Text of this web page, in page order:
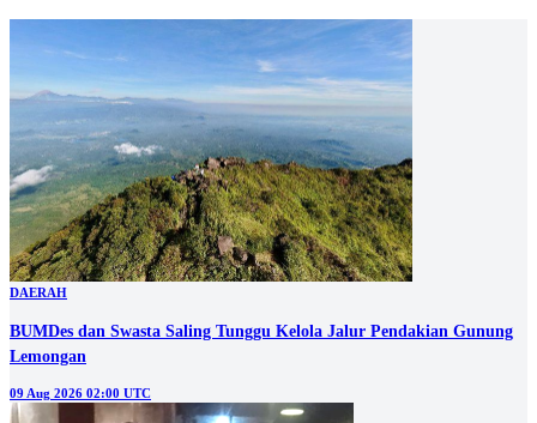
DAERAH
BUMDes dan Swasta Saling Tunggu Kelola Jalur Pendakian Gunung
Lemongan
09 Aug 2026 02:00 UTC